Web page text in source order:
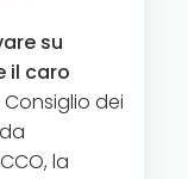
su
il caro
dei
la